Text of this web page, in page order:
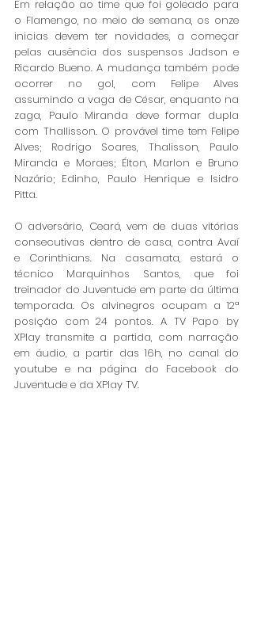
Em relação ao time que foi goleado para
o Flamengo, no meio de semana, os onze
inicias devem ter novidades, a começar
pelas ausência dos suspensos Jadson e
Ricardo Bueno. A mudança também pode
ocorrer no gol, com Felipe Alves
assumindo a vaga de César, enquanto na
zaga, Paulo Miranda deve formar dupla
com Thallisson. O provável time tem Felipe
Alves; Rodrigo Soares, Thalisson, Paulo
Miranda e Moraes; Élton, Marlon e Bruno
Nazário; Edinho, Paulo Henrique e Isidro
Pitta.
O adversário, Ceará, vem de duas vitórias
consecutivas dentro de casa, contra Avaí
e Corinthians. Na casamata, estará o
técnico Marquinhos Santos, que foi
treinador do Juventude em parte da última
temporada. Os alvinegros ocupam a 12ª
posição com 24 pontos. A TV Papo by
XPlay transmite a partida, com narração
em áudio, a partir das 16h, no canal do
youtube e na página do Facebook do
Juventude e da XPlay TV.